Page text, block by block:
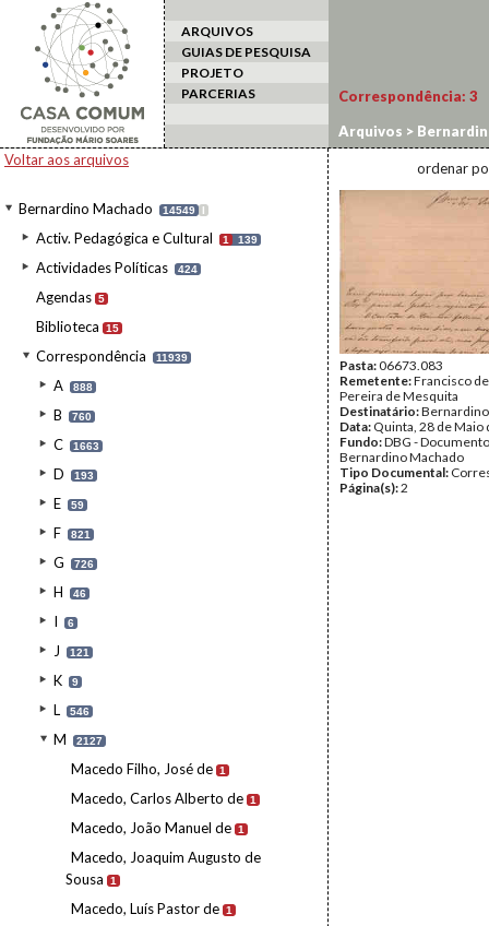
ARQUIVOS
GUIAS DE PESQUISA
PROJETO
PARCERIAS
Voltar aos arquivos
Bernardino Machado 14549 I
Activ. Pedagógica e Cultural 1 139
Actividades Políticas 424
Agendas 5
Biblioteca 15
Correspondência 11939
A 888
B 760
C 1663
D 193
E 59
F 821
G 726
H 46
I 6
J 121
K 9
L 546
M 2127
Macedo Filho, José de 1
Macedo, Carlos Alberto de 1
Macedo, João Manuel de 1
Macedo, Joaquim Augusto de
Sousa
1
Macedo, Luís Pastor de 1
Correspondência: 3
Arquivos >
ordenar
Pasta:06673.083
Remetente:Francisco
Pereira de Mesquita
Destinatário:
Data: Quinta, 28 de Maio
Fundo:DBG -
Bernardino Machado
Tipo Documental:
Página(s):2